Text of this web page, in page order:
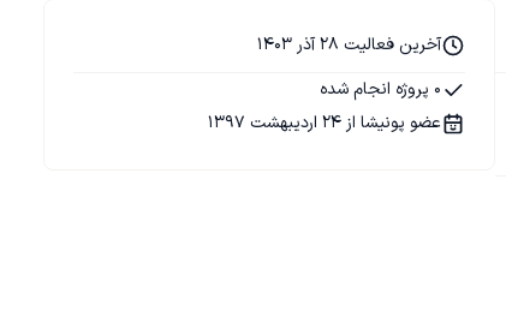
آخرین فعالیت 28 آذر 1403
0 پروژه انجام شده
عضو پونیشا از 24 اردیبهشت 1397